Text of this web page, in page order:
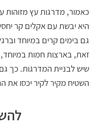
כאמור, מדרגות עץ מזוהות
היא יבשת עם אקלים קר
גם בימים קרים במיוחד
זאת, בארצות חמות
שיש לבניית המדרגות. כך
השטיח מקיר לקיר יכסו